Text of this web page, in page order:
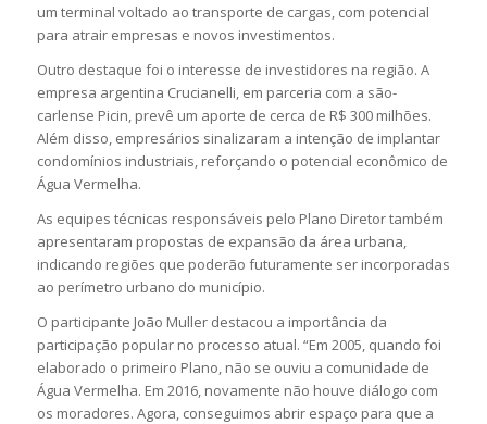
um terminal voltado ao transporte de cargas, com potencial
para atrair empresas e novos investimentos.
Outro destaque foi o interesse de investidores na região. A
empresa argentina Crucianelli, em parceria com a são-
carlense Picin, prevê um aporte de cerca de R$ 300 milhões.
Além disso, empresários sinalizaram a intenção de implantar
condomínios industriais, reforçando o potencial econômico de
Água Vermelha.
As equipes técnicas responsáveis pelo Plano Diretor também
apresentaram propostas de expansão da área urbana,
indicando regiões que poderão futuramente ser incorporadas
ao perímetro urbano do município.
O participante João Mullerdestacou a importância da
participação popular no processo atual. “Em 2005, quando foi
elaborado o primeiro Plano, não se ouviu a comunidade de
Água Vermelha. Em 2016, novamente não houve diálogo com
os moradores. Agora, conseguimos abrir espaço para que a